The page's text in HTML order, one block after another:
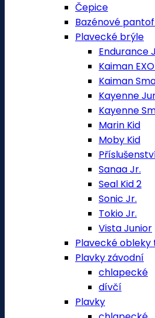
Čepice
Bazénové
Plavecké brýle
Endurance
Kaiman
Kaiman
Kayenne
Kayenne
Marin Kid
Moby Kid
Sanaa Jr.
Seal Kid 2
Sonic Jr.
Tokio Jr.
Vista Junior
Plavecké
Plavky závodní
chlapecké
dívčí
Plavky